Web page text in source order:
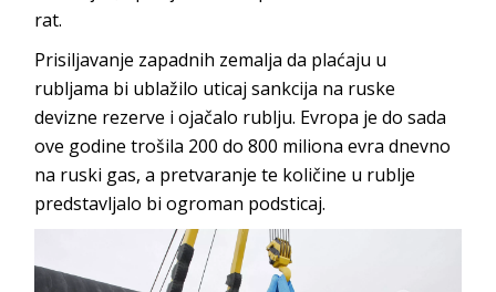
rat.
Prisiljavanje zapadnih zemalja da plaćaju u
rubljama bi ublažilo uticaj sankcija na ruske
devizne rezerve i ojačalo rublju. Evropa je do sada
ove godine trošila 200 do 800 miliona evra dnevno
na ruski gas, a pretvaranje te količine u rublje
predstavljalo bi ogroman podsticaj.